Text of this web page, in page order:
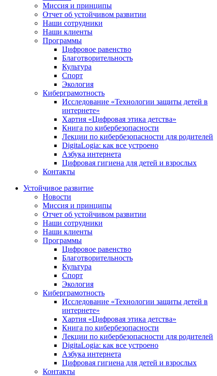
Миссия и принципы
Отчет об устойчивом развитии
Наши сотрудники
Наши клиенты
Программы
Цифровое равенство
Благотворительность
Культура
Спорт
Экология
Киберграмотность
Исследование «Технологии защиты детей в
интернете»
Хартия «Цифровая этика детства»
Книга по кибербезопасности
Лекции по кибербезопасности для родителей
DigitaLogia: как все устроено
Азбука интернета
Цифровая гигиена для детей и взрослых
Контакты
Устойчивое развитие
Новости
Миссия и принципы
Отчет об устойчивом развитии
Наши сотрудники
Наши клиенты
Программы
Цифровое равенство
Благотворительность
Культура
Спорт
Экология
Киберграмотность
Исследование «Технологии защиты детей в
интернете»
Хартия «Цифровая этика детства»
Книга по кибербезопасности
Лекции по кибербезопасности для родителей
DigitaLogia: как все устроено
Азбука интернета
Цифровая гигиена для детей и взрослых
Контакты